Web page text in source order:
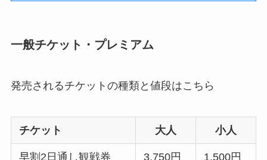
一般チケット・プレミアム
発売されるチケットの種類と値段はこちら
チケット 大人 小人
早割2日通し観戦券 3,750円 1,500円